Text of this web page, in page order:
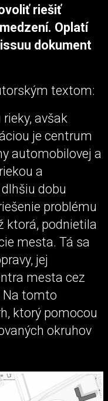
riešiť
Oplatí
dokument
textom:
avšak
je centrum
automobilovej a
a
dobu
problému
ktorá, podnietila
mesta. Tá sa
jej
mesta cez
Na tomto
ktorý pomocou
okruhov